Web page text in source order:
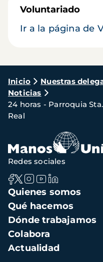
Voluntariado
Ir a la página de
Ruta
de
navegación
Inicio Nuestras
Noticias
24 horas - Parroquia
Real
Navegación
principal
Quienes somos
Qué hacemos
Dónde trabajamos
Colabora
Actualidad
Redes sociales